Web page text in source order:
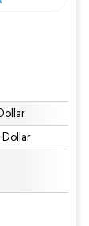
Dollar